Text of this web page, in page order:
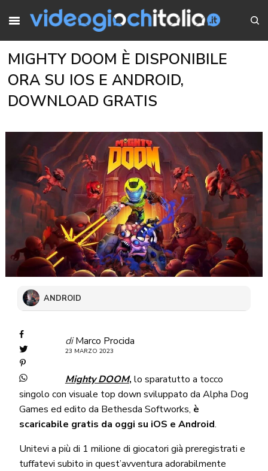
MIGHTY DOOM È DISPONIBILE
ORA SU IOS E ANDROID,
DOWNLOAD GRATIS
ANDROID
di Marco Procida
23 MARZO 2023
Mighty DOOM, lo sparatutto a tocco
singolo con visuale top down sviluppato da Alpha Dog
Games ed edito da Bethesda Softworks, è
scaricabile gratis da oggi su iOS e Android.
Unitevi a più di 1 milione di giocatori già preregistrati e
tuffatevi subito in quest’avventura adorabilmente